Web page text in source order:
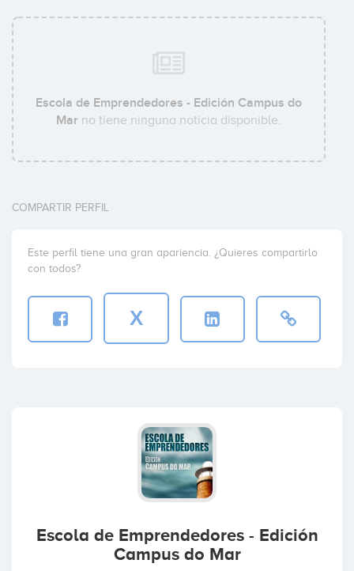
Escola de Emprendedores - Edición Campus do
Mar no tiene ninguna noticia disponible.
COMPARTIR PERFIL
Este perfil tiene una gran apariencia. ¿Quieres compartirlo
con todos?
X
Escola de Emprendedores - Edición
Campus do Mar